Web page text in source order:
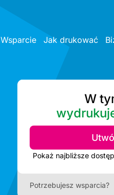
Wsparcie Jak drukować
W
Potrzebujesz wsparcia?